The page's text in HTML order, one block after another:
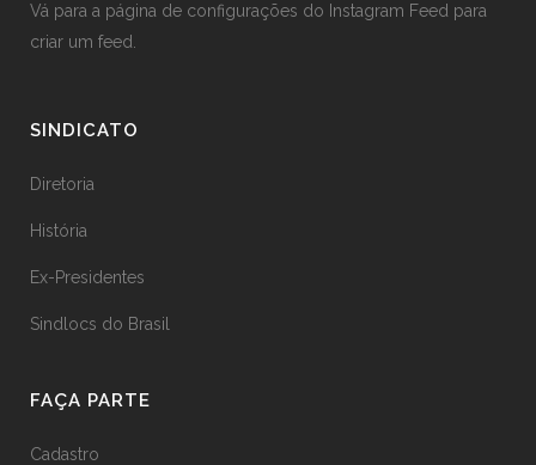
Vá para a página de configurações do Instagram Feed para
criar um feed.
SINDICATO
Diretoria
História
Ex-Presidentes
Sindlocs do Brasil
FAÇA PARTE
Cadastro